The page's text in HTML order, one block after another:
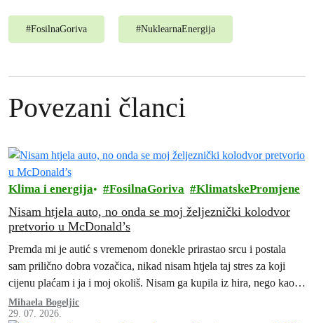
#FosilnaGoriva #NuklearnaEnergija
Povezani članci
Klima i energija FosilnaGoriva KlimatskePromjene
Nisam htjela auto, no onda se moj željeznički kolodvor
pretvorio u McDonald’s
Premda mi je autić s vremenom donekle prirastao srcu i postala
sam prilično dobra vozačica, nikad nisam htjela taj stres za koji
cijenu plaćam i ja i moj okoliš. Nisam ga kupila iz hira, nego kao
„namet“, ne bih li mogla posjećivati prijatelje i obitelj ili otputovati
po potrebi u veći grad.
Mihaela Bogeljic
29. 07. 2026.